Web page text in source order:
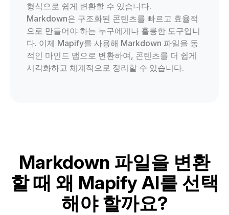
형식으로 쉽게 변환할 수 있습니다.
Markdown은 구조화된 콘텐츠를 빠르고 효율적
으로 만들어야 하는 누구에게나 훌륭한 도구입니
다. 이제 Mapify를 사용해 Markdown 파일을 동
적인 마인드 맵으로 변환하여, 콘텐츠를 더 쉽게
시각화하고 체계적으로 정리할 수 있습니다.
Markdown 파일을 변환
할 때 왜 Mapify AI를 선택
해야 할까요?